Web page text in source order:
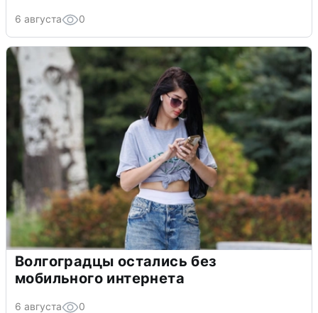
6 августа 0
Волгоградцы остались без
мобильного интернета
6 августа 0